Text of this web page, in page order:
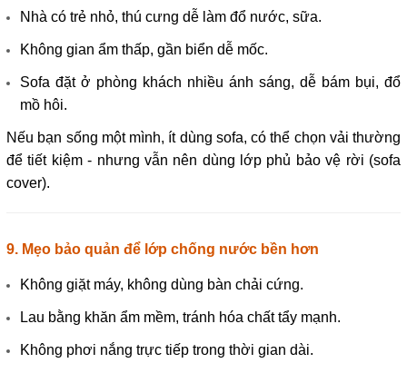
Nhà có trẻ nhỏ, thú cưng dễ làm đổ nước, sữa.
Không gian ẩm thấp, gần biển dễ mốc.
Sofa đặt ở phòng khách nhiều ánh sáng, dễ bám bụi, đổ
mồ hôi.
Nếu bạn sống một mình, ít dùng sofa, có thể chọn vải thường
để tiết kiệm - nhưng vẫn nên dùng lớp phủ bảo vệ rời (sofa
cover).
9. Mẹo bảo quản để lớp chống nước bền hơn
Không giặt máy, không dùng bàn chải cứng.
Lau bằng khăn ẩm mềm, tránh hóa chất tẩy mạnh.
Không phơi nắng trực tiếp trong thời gian dài.